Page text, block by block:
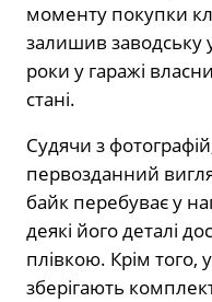
моменту покупки
залишив заводську
роки у гаражі
стані.
Судячи з
первозданний
байк перебуває у
деякі його деталі
плівкою. Крім того,
зберігають